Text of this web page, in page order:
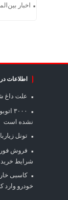
اخبار
اطلاعات
علت داغ
نشده است
تونل
فروش
شرایط خرید
خودرو وارد